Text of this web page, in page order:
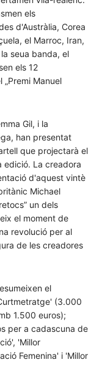
els
d'Austràlia, Corea
el Marroc, Iran,
seua banda, el
els 12
Manuel
Gil, i la
han presentat
que projectarà el
edició. La creadora
d'aquest vintè
Michael
un dels
el moment de
revolució per al
de les creadores
el
(3.000
1.500 euros);
per a cadascuna de
'Millor
Femenina' i 'Millor